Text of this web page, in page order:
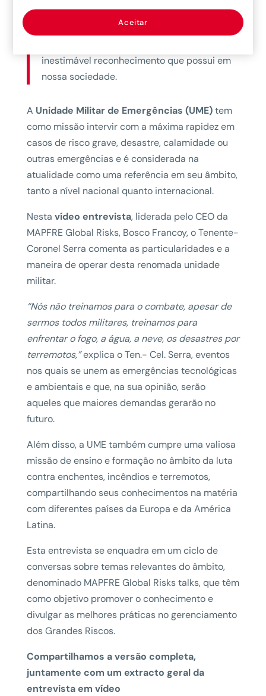
desastres naturais que exigem sua
intervenção, deixando em claro os motivos
inestimável reconhecimento que possui em
nossa sociedade.
A Unidade Militar de Emergências (UME)tem
como missão intervir com a máxima rapidez em
casos de risco grave, desastre, calamidade ou
outras emergências e é considerada na
atualidade como uma referência em seu âmbito,
tanto a nível nacional quanto internacional.
Nesta vídeo entrevista, liderada pelo CEO da
MAPFRE Global Risks, Bosco Francoy, o Tenente-
Coronel Serra comenta as particularidades e a
maneira de operar desta renomada unidade
militar.
“Nós não treinamos para o combate, apesar de
sermos todos militares, treinamos para
enfrentar o fogo, a água, a neve, os desastres por
terremotos,”explica o Ten.- Cel. Serra, eventos
nos quais se unem as emergências tecnológicas
e ambientais e que, na sua opinião, serão
aqueles que maiores demandas gerarão no
futuro.
Além disso, a UME também cumpre uma valiosa
missão de ensino e formação no âmbito da luta
contra enchentes, incêndios e terremotos,
compartilhando seus conhecimentos na matéria
com diferentes países da Europa e da América
Latina.
Esta entrevista se enquadra em um ciclo de
conversas sobre temas relevantes do âmbito,
denominado MAPFRE Global Risks talks, que têm
como objetivo promover o conhecimento e
divulgar as melhores práticas no gerenciamento
dos Grandes Riscos.
Compartilhamos a versão completa,
juntamente com um extracto geral da
entrevista em vídeo
Aceitar